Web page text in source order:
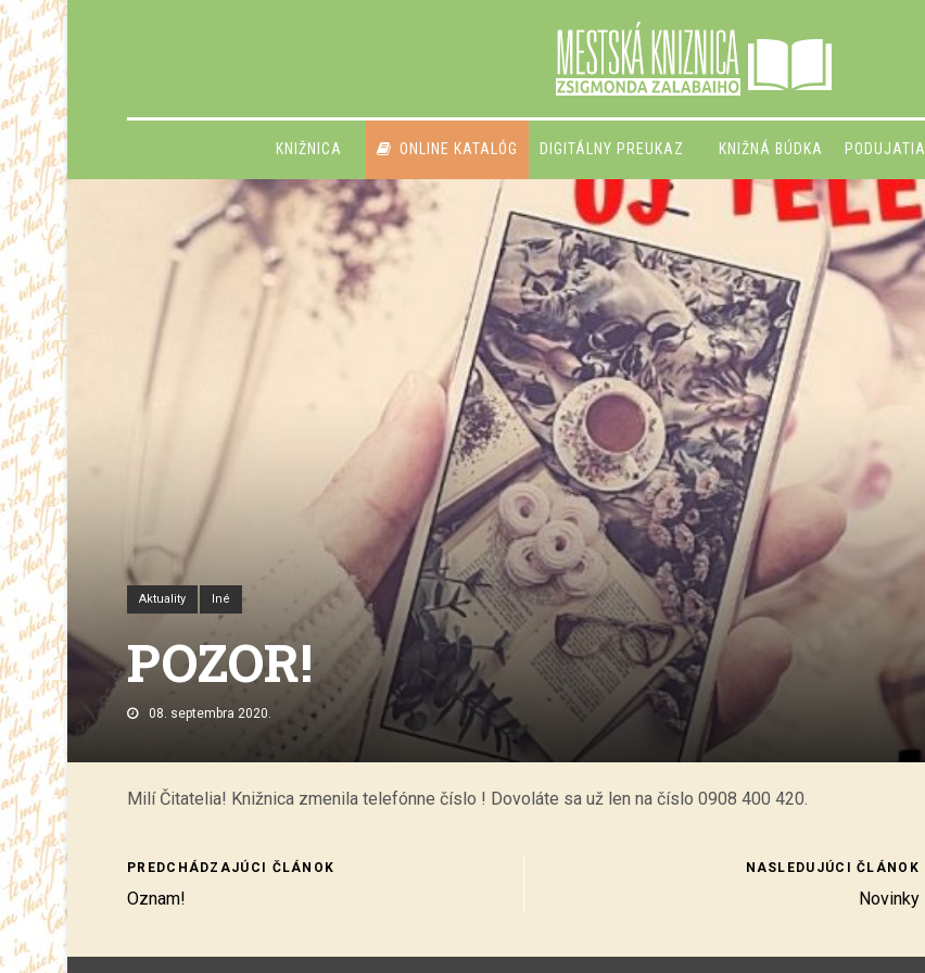
KNIŽNICA ONLINE KATALÓG DIGITÁLNY PREUKAZ KNIŽNÁ BÚDKA PODUJATIA
Aktuality Iné
POZOR!
08. septembra 2020.
Milí Čitatelia! Knižnica zmenila telefónne číslo ! Dovoláte sa už len na číslo 0908 400 420.
PREDCHÁDZAJÚCI ČLÁNOK
Oznam!
NASLEDUJÚCI ČLÁNOK
Novinky